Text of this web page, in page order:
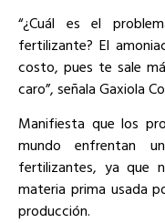
“¿Cuál es el
fertilizante? El
costo, pues te sale
caro”, señala Gaxiola
Manifiesta que los
mundo enfrentan
fertilizantes, ya que
materia prima usada
producción.